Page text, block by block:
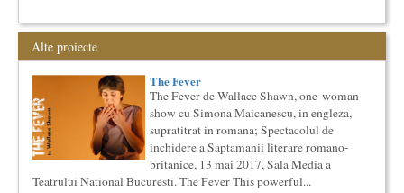
Cursul de Teatru universal
Societatea Muzicala organizeaza un curs de cultura generala
teatrala, de nivel academic, in parteneriat cu Universitatea
Nati...
Saptamana Romano-Britanica 2018
Masterclass de traducere literara stilizata de scriitori
englezi
“Lidia Vianu’s Students Translate” Ediția a III-a / 16-21
aprilie 2018 5 scriitori britanici şi o edi...
Cursul de Lingvistica (anul I)
Alte proiecte
The Fever
The Fever de Wallace Shawn, one-woman
show cu Simona Maicanescu, in engleza,
supratitrat in romana; Spectacolul de
inchidere a Saptamanii literare romano-
britanice, 13 mai 2017, Sala Media a
Teatrului National Bucuresti. The Fever This powerful...